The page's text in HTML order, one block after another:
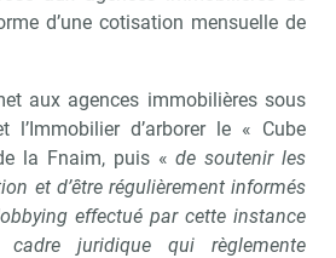
d’une cotisation mensuelle de
aux agences immobilières sous
l’Immobilier d’arborer le « Cube
la Fnaim, puis «de soutenir les
et d’être régulièrement informés
effectué par cette instance
juridique qui règlemente